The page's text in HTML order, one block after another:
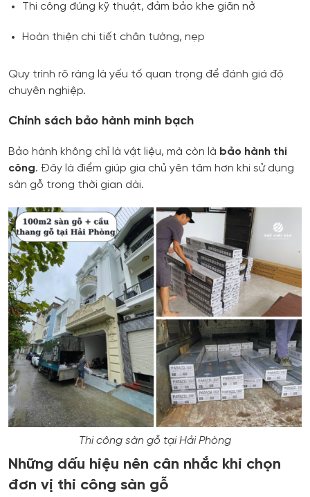
Thi công đúng kỹ thuật, đảm bảo khe giãn nở
Hoàn thiện chi tiết chân tường, nẹp
Quy trình rõ ràng là yếu tố quan trọng để đánh giá độ
chuyên nghiệp.
Chính sách bảo hành minh bạch
Bảo hành không chỉ là vật liệu, mà còn là bảo hành thi
công. Đây là điểm giúp gia chủ yên tâm hơn khi sử dụng
sàn gỗ trong thời gian dài.
Thi công sàn gỗ tại Hải Phòng
Những dấu hiệu nên cân nhắc khi chọn
đơn vị thi công sàn gỗ